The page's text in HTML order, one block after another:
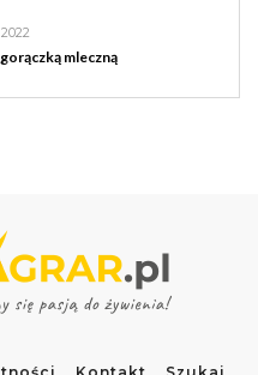
mleczną